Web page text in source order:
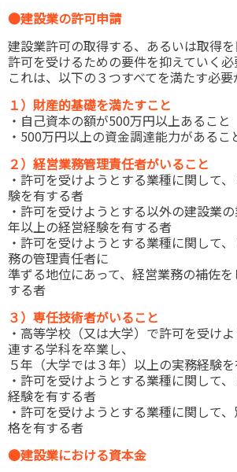
●建設業の許可申請
建設業許可の取得する、あるいは取得
許可を受けるための要件を抑えていく必
これは、以下の３つすべてを満たす必要
１）財産的基礎を満たすこと
・自己資本の額が500万円以上あること
・500万円以上の資金調達能力があるこ
２）経営業務管理責任者がいること
・許可を受けようとする業種に関して
験を有する者
・許可を受けようとする以外の建設業
年以上の経営経験を有する者
・許可を受けようとする業種に関して
務の管理責任者に
準ずる地位にあって、経営業務の補佐
する者
３）専任技術者がいること
・高等学校（又は大学）で許可を受け
連する学科を卒業し、
５年（大学では３年）以上の実務経験
・許可を受けようとする業種に関して
経験を有する者
・許可を受けようとする業種に関して
格を有する者
●建設業における資本金